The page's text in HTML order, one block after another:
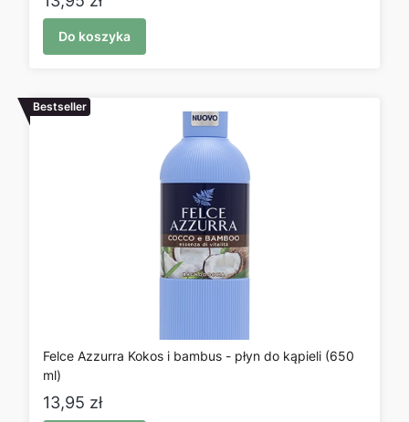
Do koszyka
Bestseller
Felce Azzurra Kokos i bambus - płyn do kąpieli (650
ml)
Cena
13,95 zł